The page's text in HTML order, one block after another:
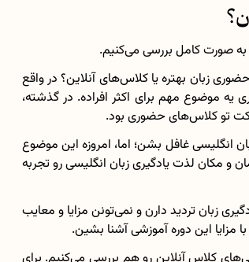
اعداد صحیح، طبیعی و گویا چه اعدادی...
حذفیات کنکور انسانی 1404
صورت کامل بررسی می‌کنیم.
زبان بهتره یا کلاس‌های آنلاین؟ در واقع
موضوع مهم برای اکثر افراده. در گذشته،
تو کلاس‌های حضوری بود.
انگلیسی غافل بشن؛ اما، امروزه این موضوع
و مکان لذت یادگیری زبان انگلیسی رو تجربه
زبان تردید دارن و نمی‌تونن مزایا و معایب
این دوره آموزشی آشنا بشین.